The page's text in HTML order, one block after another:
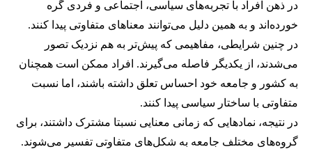
در ذهن افراد با تجربه‌های سیاسی، اجتماعی و فردی گره
خورده‌اند و به همین دلیل می‌توانند معناهای متفاوتی پیدا کنند.
در چنین شرایطی، مفاهیمی که پیش‌تر به هم نزدیک تصور
می‌شدند، از یکدیگر فاصله می‌گیرند. افراد ممکن است همچنان
به کشور و جامعه خود احساس تعلق داشته باشند، اما نسبت
متفاوتی با ساختار سیاسی پیدا کنند.
در نتیجه، نمادهایی که زمانی معنایی نسبتا مشترک داشتند، برای
گروه‌های مختلف جامعه به شکل‌های متفاوتی تفسیر می‌شوند.